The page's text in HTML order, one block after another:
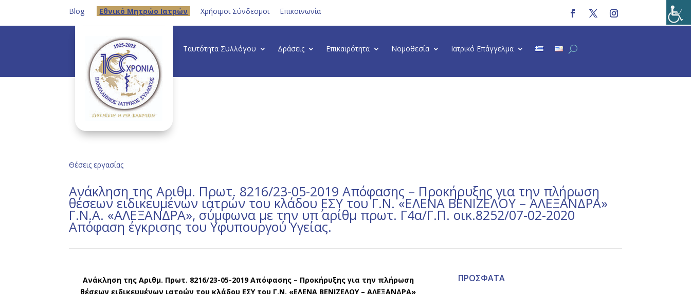
Blog Eθνικό Μητρώο Ιατρών Χρήσιμοι Σύνδεσμοι Επικοινωνία
Ταυτότητα Συλλόγου Δράσεις Επικαιρότητα Νομοθεσία Ιατρικό Επάγγελμα
Θέσεις εργασίας
Ανάκληση της Αριθμ. Πρωτ. 8216/23-05-2019 Απόφασης – Προκήρυξης για την πλήρωση
θέσεων ειδικευμένων ιατρών του κλάδου ΕΣΥ του Γ.Ν. «ΕΛΕΝΑ ΒΕΝΙΖΕΛΟΥ – ΑΛΕΞΑΝΔΡΑ»
Γ.Ν.Α. «ΑΛΕΞΑΝΔΡΑ», σύμφωνα με την υπ΄ αρίθμ πρωτ. Γ4α/Γ.Π. οικ.8252/07-02-2020
Απόφαση έγκρισης του Υφυπουργού Υγείας.
Ανάκληση της Αριθμ. Πρωτ. 8216/23-05-2019 Απόφασης – Προκήρυξης για την πλήρωση
θέσεων ειδικευμένων ιατρών του κλάδου ΕΣΥ του Γ.Ν. «ΕΛΕΝΑ ΒΕΝΙΖΕΛΟΥ – ΑΛΕΞΑΝΔΡΑ»
ΠΡΟΣΦΑΤΑ